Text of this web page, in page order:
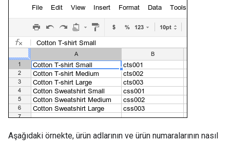
Aşağıdaki örnekte, ürün adlarının ve ürün numaralarının nasıl